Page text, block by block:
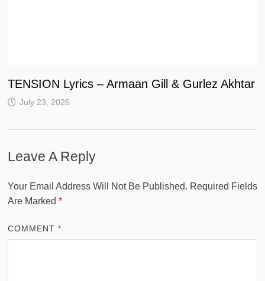
TENSION Lyrics – Armaan Gill & Gurlez Akhtar
July 23, 2026
Leave A Reply
Your Email Address Will Not Be Published. Required Fields
Are Marked *
COMMENT*